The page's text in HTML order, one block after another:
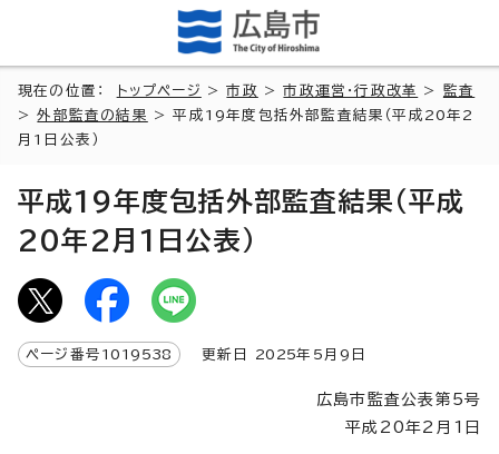
現在の位置： トップページ >市政 >市政運営・行政改革 > 監査
>外部監査の結果
> 平成19年度包括外部監査結果（平成20年2
月1日公表）
平成19年度包括外部監査結果（平成
20年2月1日公表）
ページ番号 1019538 更新日 2025年5月9日
広島市監査公表第5号
平成20年2月1日